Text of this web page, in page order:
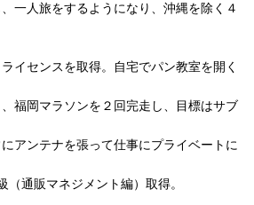
一人旅をするようになり、沖縄を除く４
イセンスを取得。自宅でパン教室を開く
福岡マラソンを２回完走し、目標はサブ
アンテナを張って仕事にプライベートに
（通販マネジメント編）取得。